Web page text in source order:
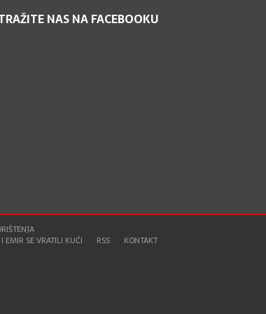
NAS NA FACEBOOKU
EMIR SE VRATILI KUĆI
RSS KONTAKT